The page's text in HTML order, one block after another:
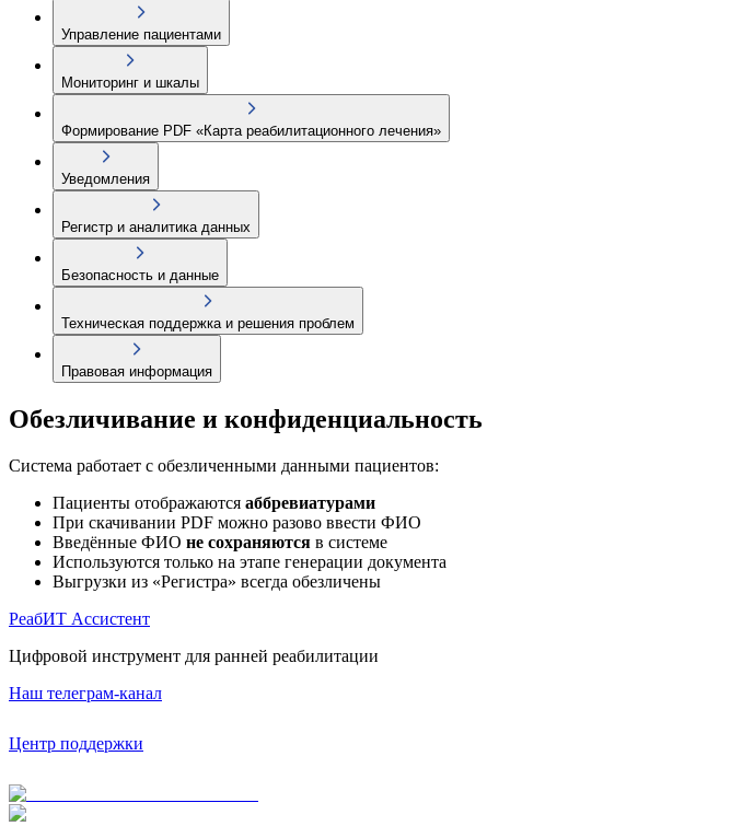
Управление пациентами
Мониторинг и шкалы
Формирование PDF «Карта реабилитационного лечения»
Уведомления
Регистр и аналитика данных
Безопасность и данные
Техническая поддержка и решения проблем
Правовая информация
Обезличивание и конфиденциальность
Система работает с обезличенными данными пациентов:
Пациенты отображаются аббревиатурами
При скачивании PDF можно разово ввести ФИО
Введённые ФИО не сохраняются в системе
Используются только на этапе генерации документа
Выгрузки из «Регистра» всегда обезличены
РеабИТ Ассистент
Цифровой инструмент для ранней реабилитации
Наш телеграм-канал
Центр поддержки